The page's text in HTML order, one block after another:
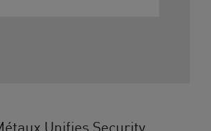
Unifies Security